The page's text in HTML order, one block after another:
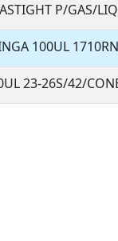
P/GAS/
100UL
23-26S/42/